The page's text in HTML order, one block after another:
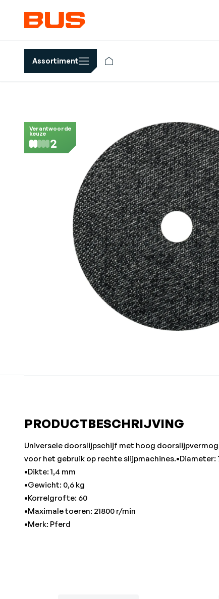
Assortiment
Verantwoorde
keuze
2
PRODUCTBESCHRIJVING
Universele doorslijpschijf met hoog
voor het gebruik op rechte slijpmachines.•Diameter:
•Dikte: 1,4 mm
•Gewicht: 0,6 kg
•Korrelgrofte: 60
•Maximale toeren: 21800 r/min
•Merk: Pferd